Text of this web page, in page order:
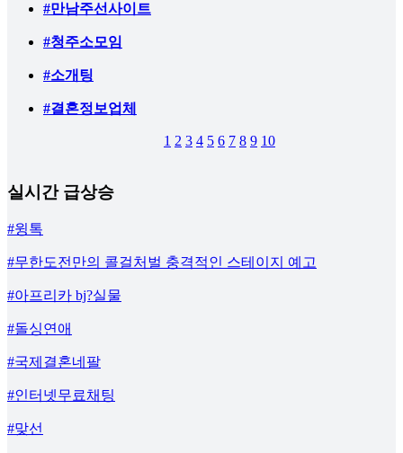
#만남주선사이트
#청주소모임
#소개팅
#결혼정보업체
1 2 3 4 5 6 7 8 9 10
실시간 급상승
#윙톡
#무한도전만의 콜걸처벌 충격적인 스테이지 예고
#아프리카 bj?실물
#돌싱연애
#국제결혼네팔
#인터넷무료채팅
#맞선